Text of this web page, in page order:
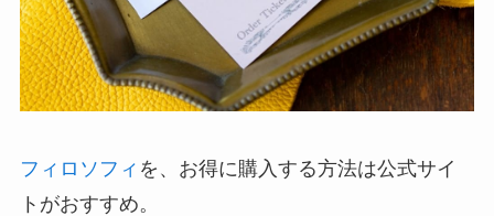
フィロソフィ を、お得に購入する方法は公式サイ
トがおすすめ。